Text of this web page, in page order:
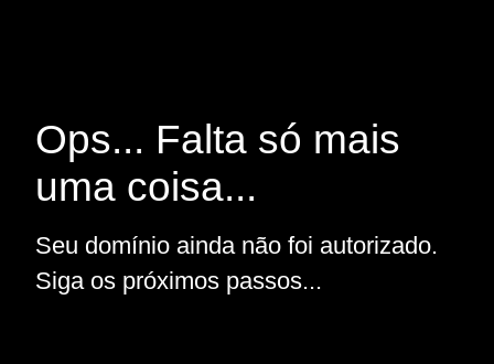
Ops... Falta só mais
uma coisa...
Seu domínio ainda não foi autorizado.
Siga os próximos passos...